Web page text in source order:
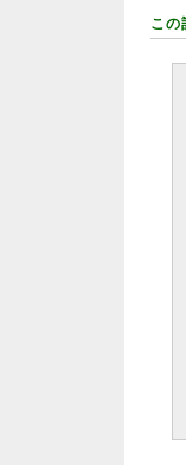
この